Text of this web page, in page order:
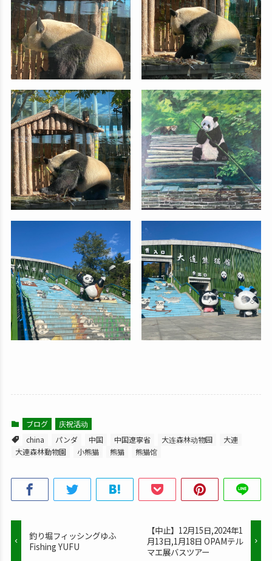
ブログ
庆祝活动
china
パンダ 中国 中国遼寧省 大连森林动物园
大連
大連森林動物園
小熊猫 熊猫 熊猫馆
釣り堀フィッシングゆふ
Fishing YUFU
【中止】12月15日,2024年1
月13日,1月18日 OPAMテル
マエ展バスツアー